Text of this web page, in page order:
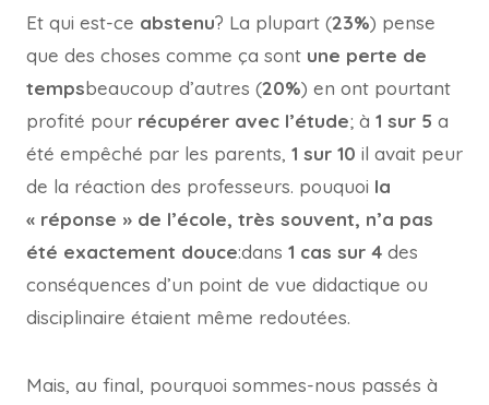
Et qui est-ce abstenu? La plupart (23%) pense
que des choses comme ça sont une perte de
tempsbeaucoup d’autres (20%) en ont pourtant
profité pour récupérer avec l’étude; à 1 sur 5 a
été empêché par les parents, 1 sur 10 il avait peur
de la réaction des professeurs. pouquoi la
« réponse » de l’école, très souvent, n’a pas
été exactement douce:dans 1 cas sur 4 des
conséquences d’un point de vue didactique ou
disciplinaire étaient même redoutées.
Mais, au final, pourquoi sommes-nous passés à